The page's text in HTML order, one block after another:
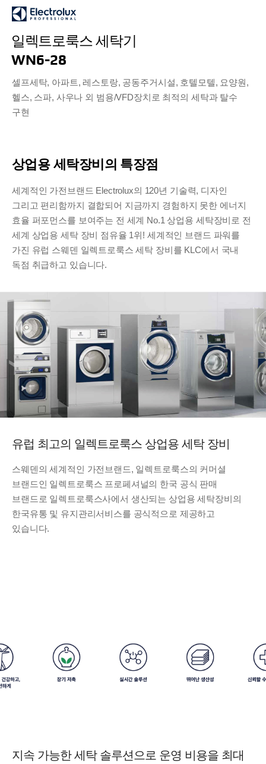
일렉트로룩스 세탁기
WN6-28
셀프세탁, 아파트, 레스토랑, 공동주거시설, 호텔모텔, 요양원,
헬스, 스파, 사우나 외 범용/VFD장치로 최적의 세탁과 탈수
구현
상업용 세탁장비의 특장점
세계적인 가전브랜드 Electrolux의 120년 기술력, 디자인
그리고 편리함까지 결합되어 지금까지 경험하지 못한 에너지
효율 퍼포먼스를 보여주는 전 세계 No.1 상업용 세탁장비로 전
세계 상업용 세탁 장비 점유율 1위! 세계적인 브랜드 파워를
가진 유럽 스웨덴 일렉트로룩스 세탁 장비를 KLC에서 국내
독점 취급하고 있습니다.
유럽 최고의 일렉트로룩스 상업용 세탁 장비
스웨덴의 세계적인 가전브랜드, 일렉트로룩스의 커머셜
브랜드인 일렉트로룩스 프로페셔널의 한국 공식 판매
브랜드로 일렉트로룩스사에서 생산되는 상업용 세탁장비의
한국유통 및 유지관리서비스를 공식적으로 제공하고
있습니다.
지속 가능한 세탁 솔루션으로 운영 비용을 최대